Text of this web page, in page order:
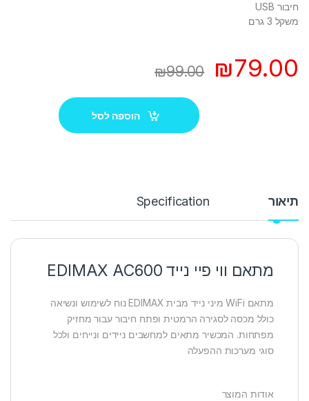
חיבור USB
משקל 3 גרם
₪79.00
₪99.00
הוספה לסל
תיאור Specification
מתאם ווי פיי נייד EDIMAX AC600
מתאם WiFi מיני נייד מבית EDIMAX נוח לשימוש ונשיאה
כולל מכסה לסגירה הרמטית ופתח חיבור עבור מחזיק
מפתחות. המכשיר מתאים למחשבים ניידים ונייחים ולכל
סוגי מערכות ההפעלה
אודות המוצר